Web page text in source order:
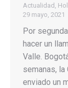
Actualidad ,
29 mayo, 2021
Por
hacer un
Valle.
semanas, la
enviado un